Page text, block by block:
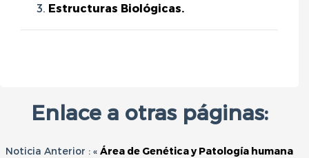
Estructuras Biológicas.
Enlace a otras páginas:
Noticia Anterior : « Área de Genética y Patología humana